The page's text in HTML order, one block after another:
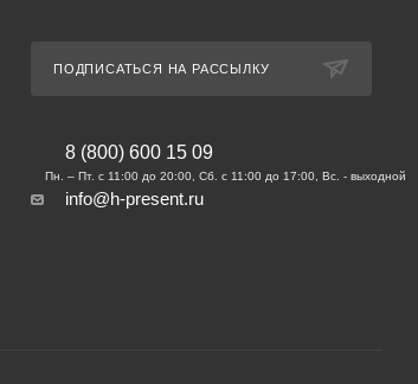
ПОДПИСАТЬСЯ НА РАССЫЛКУ
8 (800) 600 15 09
info@h-present.ru